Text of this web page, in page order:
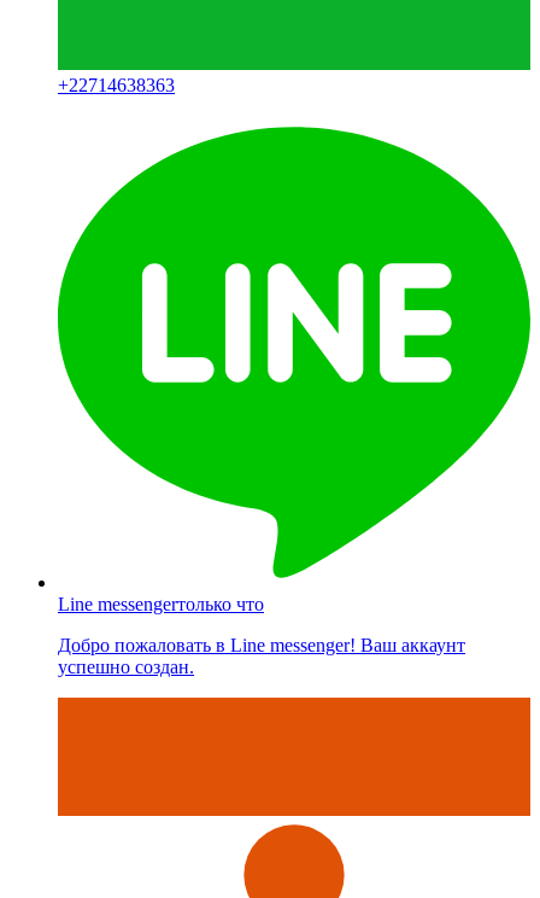
+22714638363
Line messengerтолько что
Добро пожаловать в Line messenger! Ваш аккаунт
успешно создан.